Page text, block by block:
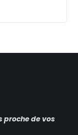
proche de vos